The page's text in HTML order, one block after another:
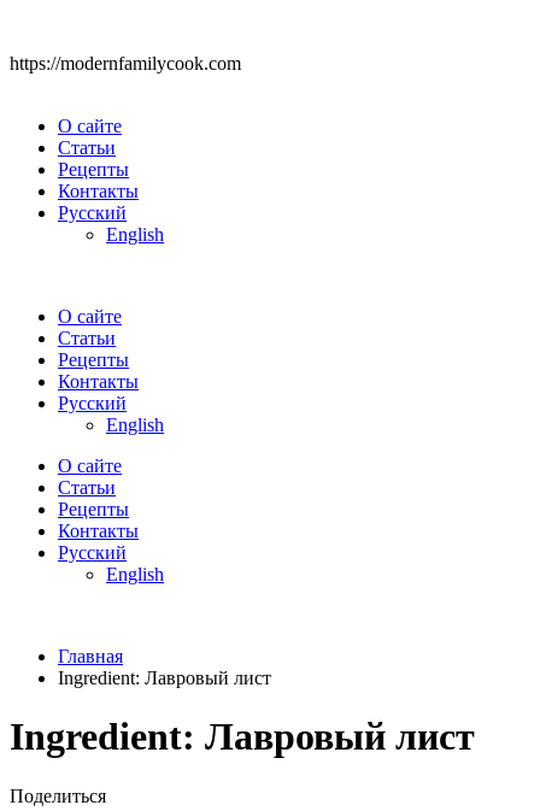
https://modernfamilycook.com
О сайте
Статьи
Рецепты
Контакты
Русский
English
О сайте
Статьи
Рецепты
Контакты
Русский
English
О сайте
Статьи
Рецепты
Контакты
Русский
English
Главная
Ingredient: Лавровый лист
Ingredient: Лавровый лист
Поделиться